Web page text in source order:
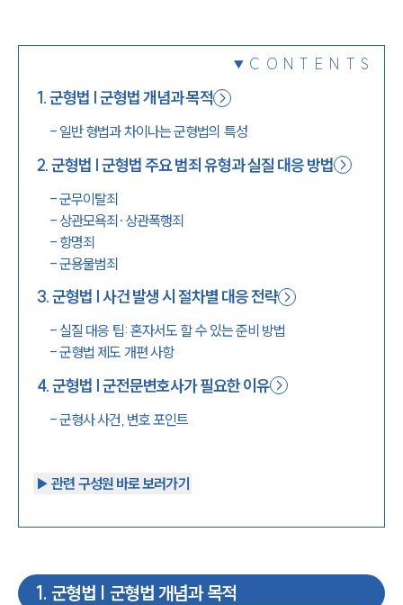
CONTENTS
1.군형법 | 군형법 개념과 목적
- 일반 형법과 차이나는 군형법의 특성
2.군형법 | 군형법 주요 범죄 유형과 실질 대응 방법
-군무이탈죄
- 상관모욕죄∙상관폭행죄
- 항명죄
-군용물범죄
3.군형법 | 사건 발생 시 절차별 대응 전략
-실질 대응 팁: 혼자서도 할 수 있는 준비 방법
-군형법 제도 개편 사항
4.군형법 | 군전문변호사가 필요한 이유
-군형사 사건, 변호 포인트
▶︎ 관련 구성원 바로 보러가기
1. 군형법 | 군형법 개념과 목적